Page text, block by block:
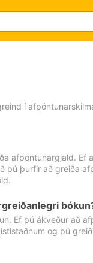
í
afpöntunargjald. Ef
þú þurfir að greiða
Ef þú ákveður að
og þú